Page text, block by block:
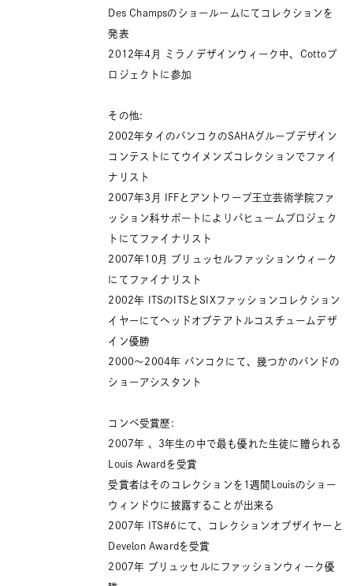
Des Champsのショールームにてコレクションを
発表
2012年4月 ミラノデザインウィーク中、Cottoプ
ロジェクトに参加
その他:
2002年タイのバンコクのSAHAグループデザイン
コンテストにてウイメンズコレクションでファイ
ナリスト
2007年3月 IFFとアントワープ王立芸術学院ファ
ッション科サポートによりパヒュームプロジェク
トにてファイナリスト
2007年10月 ブリュッセルファッションウィーク
にてファイナリスト
2002年 ITSのITSとSIXファッションコレクション
イヤーにてヘッドオブテアトルコスチュームデザ
イン優勝
2000〜2004年 バンコクにて、幾つかのバンドの
ショーアシスタント
コンペ受賞歴:
2007年 、3年生の中で最も優れた生徒に贈られる
Louis Awardを受賞
受賞者はそのコレクションを1週間Louisのショー
ウィンドウに披露することが出来る
2007年 ITS#6にて、コレクションオブザイヤーと
Develon Awardを受賞
2007年 ブリュッセルにファッションウィーク優